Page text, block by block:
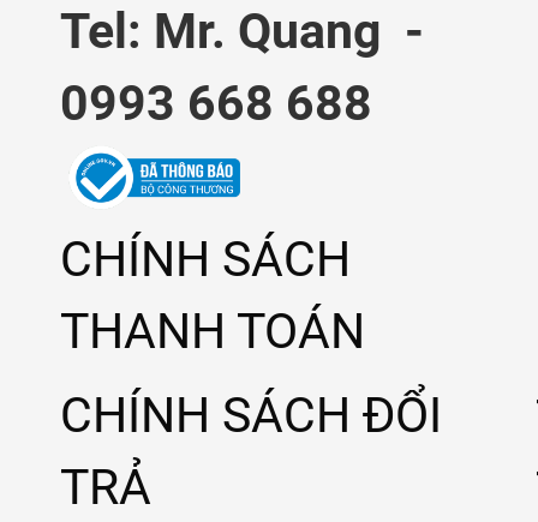
Tel: Mr. Quang -
0993 668 688
CHÍNH SÁCH
THANH TOÁN
CHÍNH SÁCH ĐỔI
TRẢ